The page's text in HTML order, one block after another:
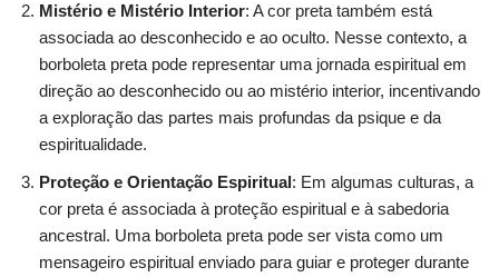
Mistério e Mistério Interior: A cor preta também está
associada ao desconhecido e ao oculto. Nesse contexto, a
borboleta preta pode representar uma jornada espiritual em
direção ao desconhecido ou ao mistério interior, incentivando
a exploração das partes mais profundas da psique e da
espiritualidade.
Proteção e Orientação Espiritual: Em algumas culturas, a
cor preta é associada à proteção espiritual e à sabedoria
ancestral. Uma borboleta preta pode ser vista como um
mensageiro espiritual enviado para guiar e proteger durante